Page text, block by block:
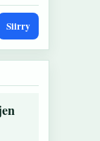
Siirry